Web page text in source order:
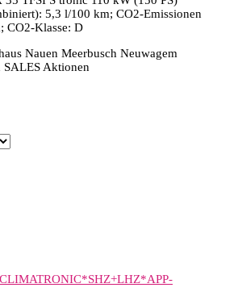
5,3 l/100 km; CO2-Emissionen
CO2-Klasse: D